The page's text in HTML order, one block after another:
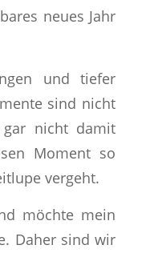
neues Jahr
und tiefer
sind nicht
gar nicht damit
Moment so
vergeht.
möchte mein
Daher sind wir